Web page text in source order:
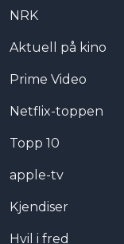
NRK
Aktuell på kino
Prime Video
Netflix-toppen
Topp 10
apple-tv
Kjendiser
Hvil i fred